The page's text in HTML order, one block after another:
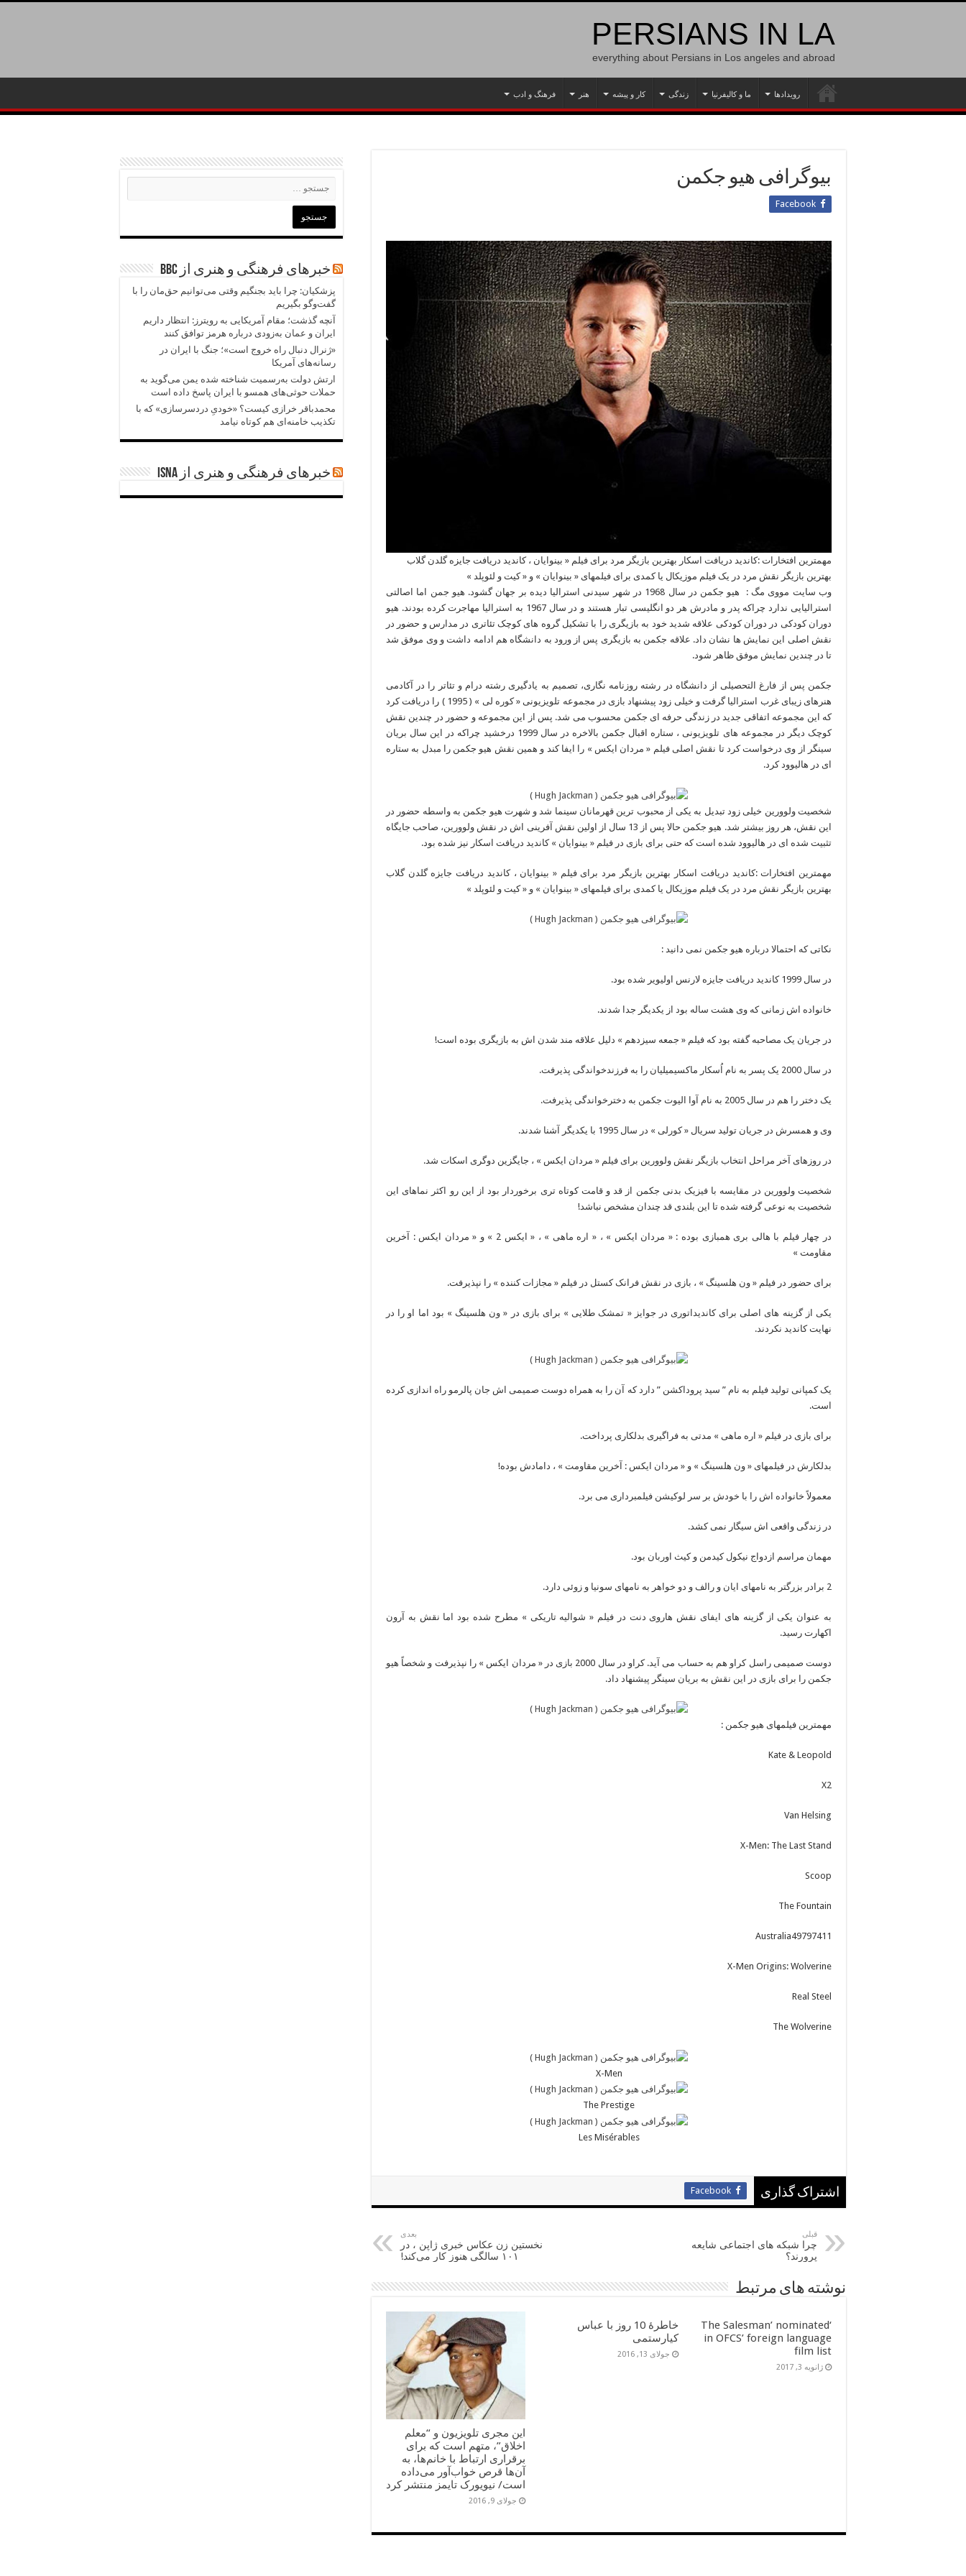
PERSIANS IN LA
everything about Persians in Los angeles and abroad
رویدادها ما و کالیفرنیا زندگی کار و پیشه هنر فرهنگ و ادب
بیوگرافی هیو جکمن
Facebook
مهمترین افتخارات :کاندید دریافت اسکار بهترین بازیگر مرد برای فیلم « بینوایان ، کاندید دریافت جایزه گلدن گلاب
بهترین بازیگر نقش مرد در یک فیلم موزیکال یا کمدی برای فیلمهای « بینوایان » و « کیت و لئوپلد »
وب سایت مووی مگ : هیو جکمن در سال 1968 در شهر سیدنی استرالیا دیده بر جهان گشود. هیو جمن اما اصالتی
استرالیایی ندارد چراکه پدر و مادرش هر دو انگلیسی تبار هستند و در سال 1967 به استرالیا مهاجرت کرده بودند. هیو
دوران کودکی در دوران کودکی علاقه شدید خود به بازیگری را با تشکیل گروه های کوچک تئاتری در مدارس و حضور در
نقش اصلی این نمایش ها نشان داد. علاقه جکمن به بازیگری پس از ورود به دانشگاه هم ادامه داشت و وی موفق شد
تا در چندین نمایش موفق ظاهر شود.
جکمن پس از فارغ التحصیلی از دانشگاه در رشته روزنامه نگاری، تصمیم به یادگیری رشته درام و تئاتر را در آکادمی
هنرهای زیبای غرب استرالیا گرفت و خیلی زود پیشنهاد بازی در مجموعه تلویزیونی « کوره لی » ( 1995 ) را دریافت کرد
که این مجموعه اتفاقی جدید در زندگی حرفه ای جکمن محسوب می شد. پس از این مجموعه و حضور در چندین نقش
کوچک دیگر در مجموعه های تلویزیونی ، ستاره اقبال جکمن بالاخره در سال 1999 درخشید چراکه در این سال بریان
سینگر از وی درخواست کرد تا نقش اصلی فیلم « مردان ایکس » را ایفا کند و همین نقش هیو جکمن را مبدل به ستاره
ای در هالیوود کرد.
شخصیت ولوورین خیلی زود تبدیل به یکی از محبوب ترین قهرمانان سینما شد و شهرت هیو جکمن به واسطه حضور در
این نقش، هر روز بیشتر شد. هیو جکمن حالا پس از 13 سال از اولین نقش آفرینی اش در نقش ولوورین، صاحب جایگاه
تثبیت شده ای در هالیوود شده است که حتی برای بازی در فیلم « بینوایان » کاندید دریافت اسکار نیز شده بود.
مهمترین افتخارات :کاندید دریافت اسکار بهترین بازیگر مرد برای فیلم « بینوایان ، کاندید دریافت جایزه گلدن گلاب
بهترین بازیگر نقش مرد در یک فیلم موزیکال یا کمدی برای فیلمهای « بینوایان » و « کیت و لئوپلد »
نکاتی که احتمالا درباره هیو جکمن نمی دانید :
در سال 1999 کاندید دریافت جایزه لارنس اولیویر شده بود.
خانواده اش زمانی که وی هشت ساله بود از یکدیگر جدا شدند.
در جریان یک مصاحبه گفته بود که فیلم « جمعه سیزدهم » دلیل علاقه مند شدن اش به بازیگری بوده است!
در سال 2000 یک پسر به نام اُسکار ماکسیمیلیان را به فرزندخواندگی پذیرفت.
یک دختر را هم در سال 2005 به نام آوا الیوت جکمن به دخترخواندگی پذیرفت.
وی و همسرش در جریان تولید سریال « کورلی » در سال 1995 با یکدیگر آشنا شدند.
در روزهای آخر مراحل انتخاب بازیگر نقش ولوورین برای فیلم « مردان ایکس » ، جایگزین دوگری اسکات شد.
شخصیت ولوورین در مقایسه با فیزیک بدنی جکمن از قد و قامت کوتاه تری برخوردار بود از این رو اکثر نماهای این
شخصیت به نوعی گرفته شده تا این بلندی قد چندان مشخص نباشد!
در چهار فیلم با هالی بری همبازی بوده : « مردان ایکس » ، « اره ماهی » ، « ایکس 2 » و « مردان ایکس : آخرین
مقاومت »
برای حضور در فیلم « ون هلسینگ » ، بازی در نقش فرانک کستل در فیلم « مجازات کننده » را نپذیرفت.
یکی از گزینه های اصلی برای کاندیداتوری در جوایز « تمشک طلایی » برای بازی در « ون هلسینگ » بود اما او را در
نهایت کاندید نکردند.
یک کمپانی تولید فیلم به نام ” سید پروداکشن ” دارد که آن را به همراه دوست صمیمی اش جان پالرمو راه اندازی کرده
است.
برای بازی در فیلم « اره ماهی » مدتی به فراگیری بدلکاری پرداخت.
بدلکارش در فیلمهای « ون هلسینگ » و « مردان ایکس : آخرین مقاومت » ، دامادش بوده!
معمولاً خانواده اش را با خودش بر سر لوکیشن فیلمبرداری می برد.
در زندگی واقعی اش سیگار نمی کشد.
مهمان مراسم ازدواج نیکول کیدمن و کیث اوربان بود.
2 برادر بزرگتر به نامهای ایان و رالف و دو خواهر به نامهای سونیا و زوئی دارد.
به عنوان یکی از گزینه های ایفای نقش هاروی دنت در فیلم « شوالیه تاریکی » مطرح شده بود اما نقش به آرون
اکهارت رسید.
دوست صمیمی راسل کراو هم به حساب می آید. کراو در سال 2000 بازی در « مردان ایکس » را نپذیرفت و شخصاً هیو
جکمن را برای بازی در این نقش به بریان سینگر پیشنهاد داد.
مهمترین فیلمهای هیو جکمن :
Kate & Leopold
X2
Van Helsing
X-Men: The Last Stand
Scoop
The Fountain
Australia49797411
X-Men Origins: Wolverine
Real Steel
The Wolverine
X-Men
The Prestige
Les Misérables
اشتراک گذاری Facebook
قبلی
چرا شبکه های اجتماعی شایعه
پرورند؟
بعدی
نخستین زن عکاس خبری ژاپن ، در
۱۰۱ سالگی هنوز کار می‌کند!
نوشته های مرتبط
‘The Salesman’ nominated
in OFCS’ foreign language
film list
ژانویه 3, 2017
خاطرۀ 10 روز با عباس
کیارستمی
جولای 13, 2016
این مجری تلویزیون و “معلم
اخلاق”، متهم است که برای
برقراری ارتباط با خانم‌ها، به
آن‌ها قرص خواب‌آور می‌داده
است/ نیویورک تایمز منتشر کرد
جولای 9, 2016
خبرهای فرهنگی و هنری از BBC
پزشکیان: چرا باید بجنگیم وقتی می‌توانیم حق‌مان را با
گفت‌وگو بگیریم
آنچه گذشت؛ مقام آمریکایی به رویترز: انتظار داریم
ایران و عمان به‌زودی درباره هرمز توافق کنند
«ژنرال دنبال راه خروج است»؛ جنگ با ایران در
رسانه‌های آمریکا
ارتش دولت به‌رسمیت شناخته شده یمن می‌گوید به
حملات حوثی‌های همسو با ایران پاسخ داده است
محمدباقر خرازی کیست؟ «خودیِ دردسرسازی» که با
تکذیب خامنه‌ای هم کوتاه نیامد
خبرهای فرهنگی و هنری از ISNA